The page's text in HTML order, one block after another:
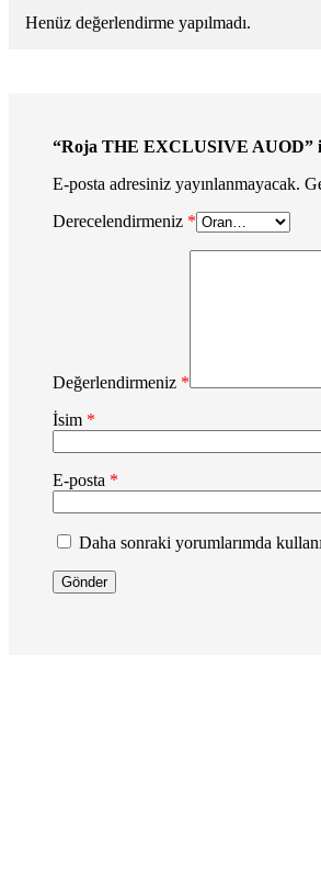
Henüz değerlendirme yapılmadı.
“Roja THE EXCLUSIVE AUOD”
E-posta adresiniz yayınlanmayacak.
Derecelendirmeniz *
Değerlendirmeniz *
İsim *
E-posta *
Daha sonraki yorumlarımda